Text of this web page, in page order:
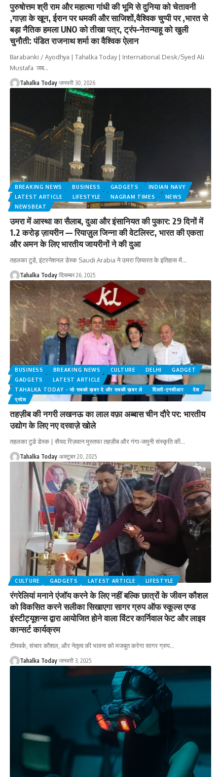
पुरुषोत्तम श्री राम और महात्मा गांधी की भूमि से दुनिया को चेतावनी
,गाज़ा के खून, ईरान पर धमकी और साजिशों,वैश्विक चुप्पी पर ,भारत से
बड़ा नैतिक हमला UNO को तीखा पत्र, ट्रंप–नेतन्याहू को खुली
चुनौती: पंडित राजनाथ शर्मा का वैश्विक ऐलान
Barabanki / Ayodhya | Tahalka Today | International Desk/Syed Ali
Mustafa जब…
Tahalka Today जनवरी 30, 2026
BREAKING NEWS BUSINESS GADGETS
INDIAN NAVY
LATEST ARTICLE
LIFESTYLE NAGRAM TIMES
NEWS
NEWSBEAT
उमरा में आस्था का सैलाब, दुआ और इंसानियत की पुकार: 29 दिनों में
1.2 करोड़ ज़ायरीन — रियाज़ुल जिन्ना की वेटलिस्ट, भारत की एकता
और अमन के लिए भारतीय जायरीनों ने की दुआ
तहलका टुडे, इंटरनेशनल डेस्क Saudi Arabia ने उमरा ज़ियारत के इतिहास में…
Tahalka Today दिसम्बर 26, 2025
BUSINESS BREAKING NEWS CULTURE DELHI
GADGET
GADGETS
LATEST ARTICLE
TAHALKA TODAY - जो सबको ख़बर दे और सबकी ख़बर ले
दिल्ली-एनसीआर
देश
प्रदेश
तहज़ीब की नगरी लखनऊ का लाल वफ़ा अब्बास चीन दौरे पर: भारतीय
उद्योग के लिए नए दरवाज़े खोले
तहलका टुडे डेस्क | सैयद रिज़वान मुस्तफा तहज़ीब और गंगा-जमुनी संस्कृति की…
Tahalka Today अक्टूबर 20, 2025
CULTURE GADGETS LATEST ARTICLE LIFESTYLE
रंगरेलियां मनाने एंजॉय करने के लिए नहीं बल्कि छात्रों के जीवन कौशल
को विकसित करने सलीका सिखाएगा सागर ग्रुप ऑफ स्कूल्स एण्ड
इंस्टीट्यूशन्स द्वारा आयोजित होने वाला विंटर कार्निवाल फेट और लाइव
कान्सर्ट कार्यक्रम
टीमवर्क, संचार कौशल, और नेतृत्व की भावना को मजबूत करेगा सागर ग्रुप…
Tahalka Today जनवरी 3, 2025